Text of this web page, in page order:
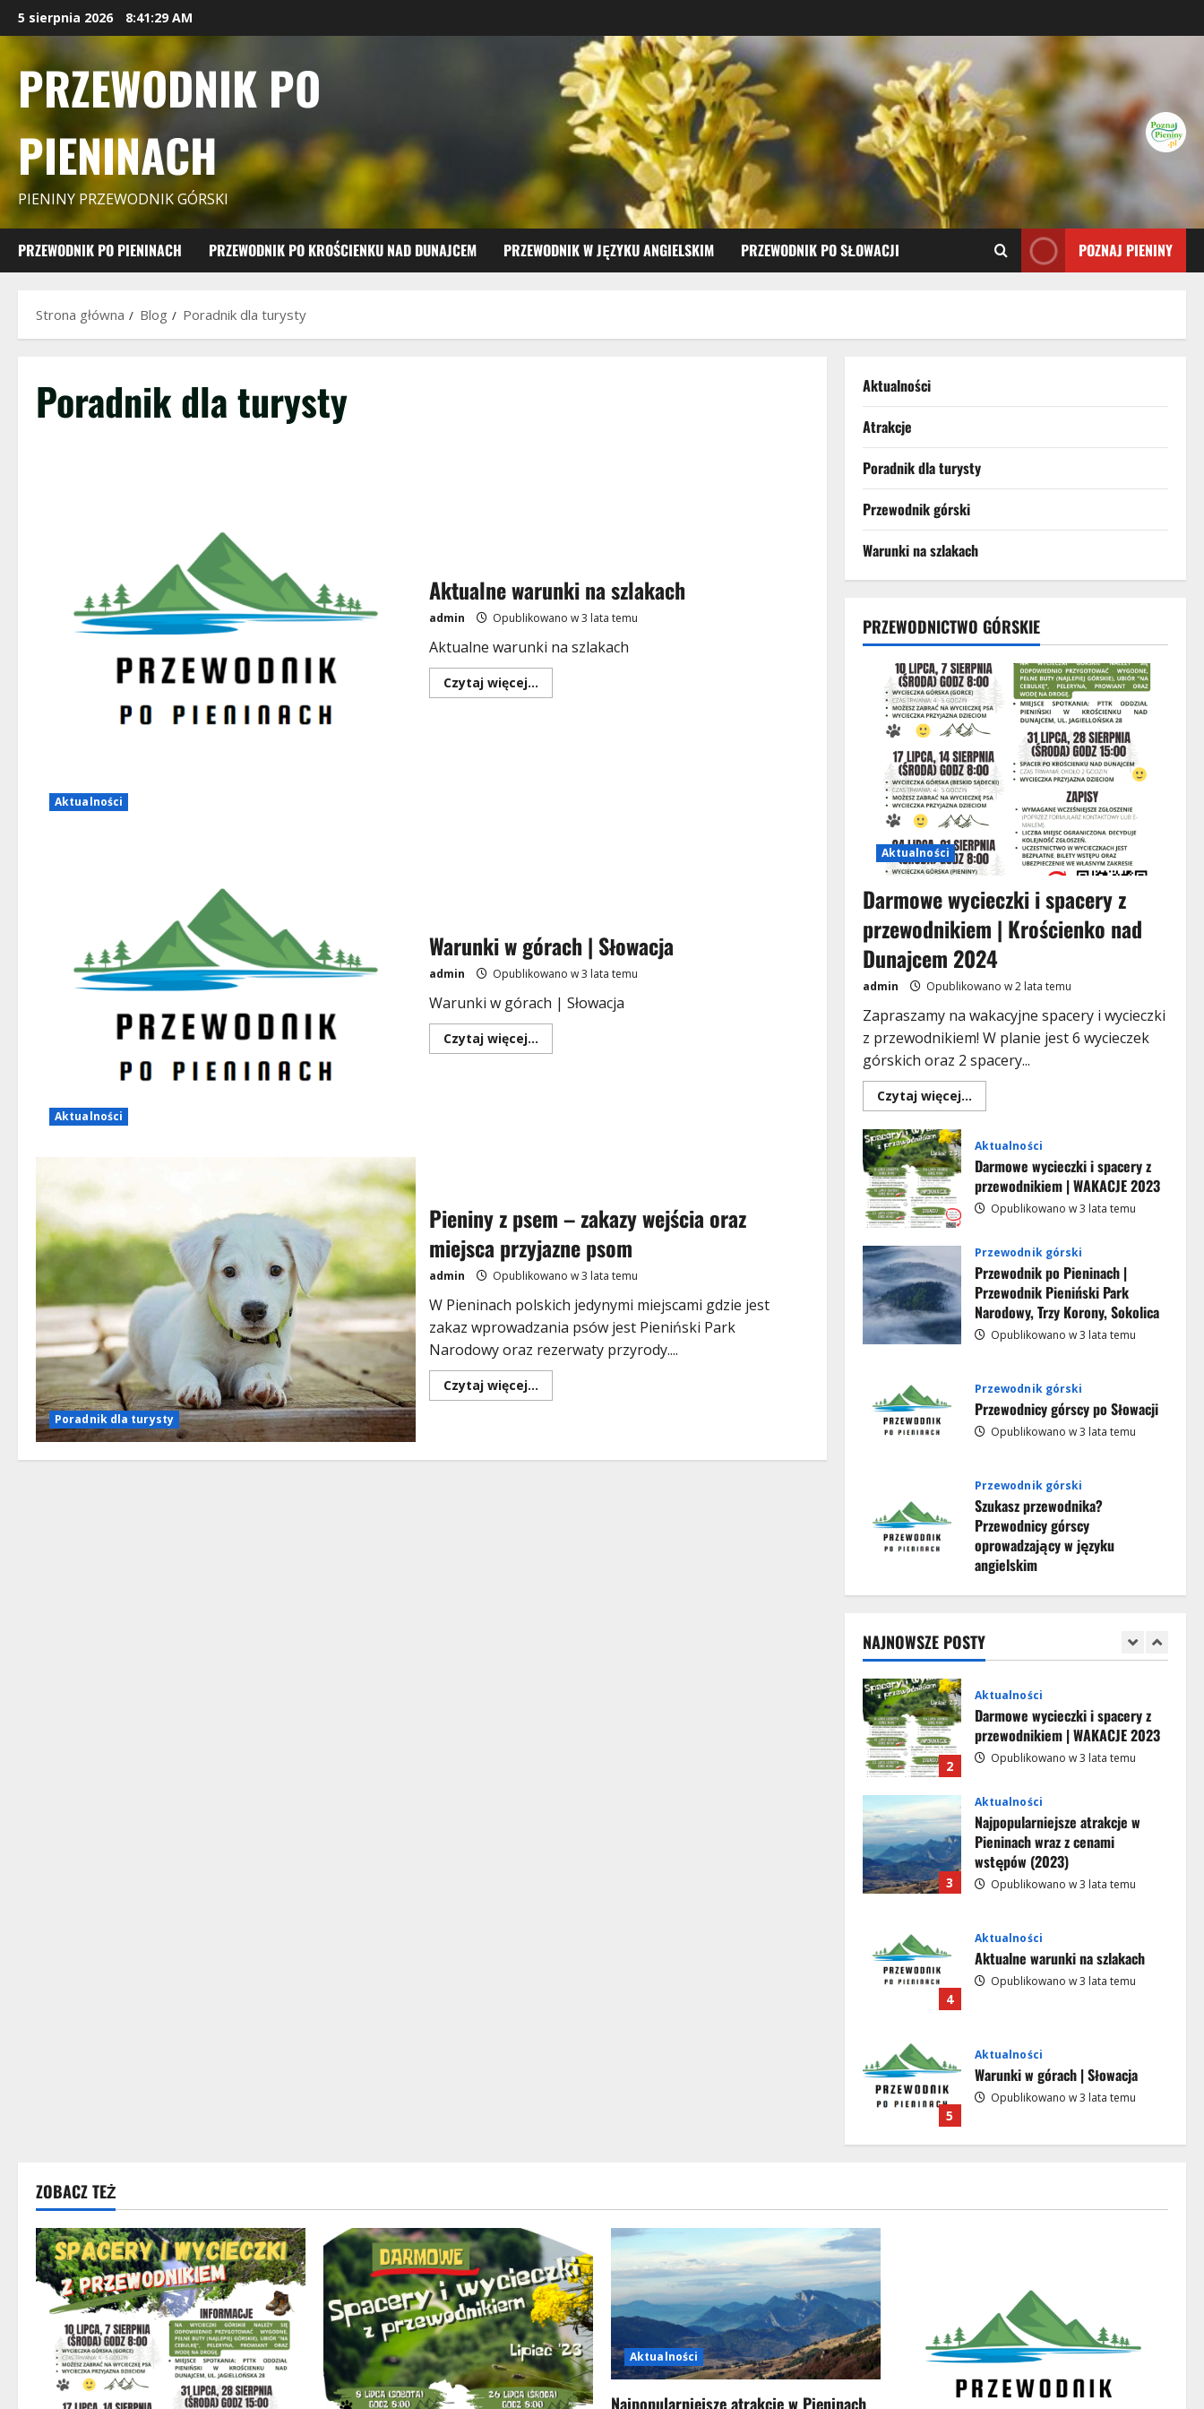
Przejdź
do
5 sierpnia 2026 8:41:30 AM
PRZEWODNIK PO
PIENINACH
PIENINY PRZEWODNIK GÓRSKI
PRZEWODNIK PO PIENINACH PRZEWODNIK PO KROŚCIENKU NAD DUNAJCEM PRZEWODNIK W JĘZYKU ANGIELSKIM PRZEWODNIK PO SŁOWACJI POZNAJ PIENINY
Strona główna Blog Poradnik dla turysty
Poradnik dla turysty
Aktualności
Aktualne warunki na szlakach
admin Opublikowano w 3 lata temu
Aktualne warunki na szlakach
Czytaj więcej...Dowiedz
się
Aktualności
Warunki w górach | Słowacja
admin Opublikowano w 3 lata temu
Warunki w górach | Słowacja
Czytaj więcej...Dowiedz
się
Poradnik dla turysty
Pieniny z psem – zakazy wejścia oraz
miejsca przyjazne psom
admin Opublikowano w 3 lata temu
W Pieninach polskich jedynymi miejscami gdzie jest
zakaz wprowadzania psów jest Pieniński Park
Narodowy oraz rezerwaty przyrody....
Czytaj więcej...
się
psem
Aktualności
Atrakcje
Poradnik dla turysty
Przewodnik górski
Warunki na szlakach
PRZEWODNICTWO GÓRSKIE
Aktualności
Darmowe wycieczki i spacery z
przewodnikiem | Krościenko nad
Dunajcem 2024
admin Opublikowano w 2 lata temu
Zapraszamy na wakacyjne spacery i wycieczki
z przewodnikiem! W planie jest 6 wycieczek
górskich oraz 2 spacery...
Czytaj więcej...Dowiedz
się
Darmowe
wycieczki
spacery
z
przewodnikiem
nad
Dunajcem
2024
Aktualności
Darmowe wycieczki i spacery z
przewodnikiem | WAKACJE 2023
Opublikowano w 3 lata temu
Przewodnik górski
Przewodnik po Pieninach |
Przewodnik Pieniński Park
Narodowy, Trzy Korony, Sokolica
Opublikowano w 3 lata temu
Przewodnik górski
Przewodnicy górscy po Słowacji
Opublikowano w 3 lata temu
Przewodnik górski
Szukasz przewodnika?
Przewodnicy górscy
oprowadzający w języku
angielskim
NAJNOWSZE POSTY
2
Aktualności
przewodnikiem | WAKACJE 2023
Opublikowano w 3 lata temu
3
Aktualności
Pieninach wraz z cenami
wstępów (2023)
Opublikowano w 3 lata temu
Opublikowano w 3 lata temu
Warunki w górach | Słowacja
Opublikowano w 3 lata temu
1
Aktualności
Opublikowano w 2 lata temu
2
Aktualności
Darmowe wycieczki i spacery z
przewodnikiem | WAKACJE 2023
Opublikowano w 3 lata temu
3
Aktualności
Najpopularniejsze atrakcje w
Pieninach wraz z cenami
wstępów (2023)
Opublikowano w 3 lata temu
4
Aktualności
Aktualne warunki na szlakach
Opublikowano w 3 lata temu
5
Aktualności
Warunki w górach | Słowacja
Opublikowano w 3 lata temu
Dunajcem 2024
2
Darmowe wycieczki i spacery z
przewodnikiem | WAKACJE 2023
Opublikowano w 3 lata temu
Aktualności
Najpopularniejsze atrakcje w
ZOBACZ TEŻ
Aktualności
Najpopularniejsze atrakcje w Pieninach